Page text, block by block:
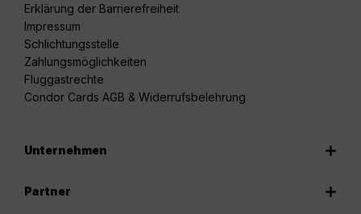
Erklärung der Barrierefreiheit
Impressum
Schlichtungsstelle
Zahlungsmöglichkeiten
Fluggastrechte
Condor Cards AGB & Widerrufsbelehrung
Unternehmen
Partner